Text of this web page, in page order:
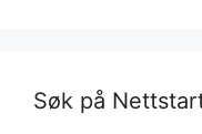
Søk på